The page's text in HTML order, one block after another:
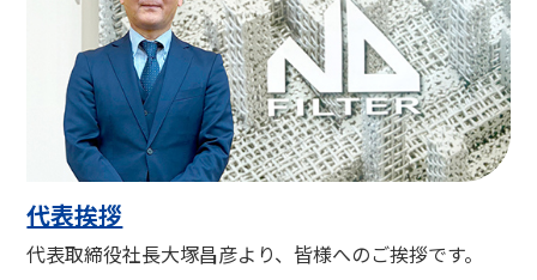
代表挨拶
代表取締役社長大塚昌彦より、皆様へのご挨拶です。